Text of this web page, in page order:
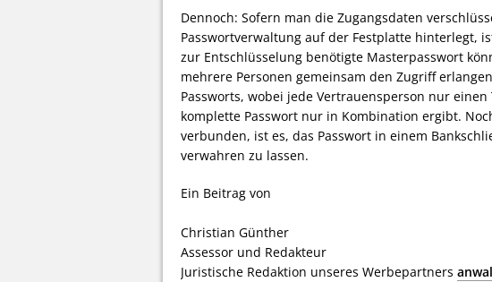
Dennoch: Sofern man die Zugangsdaten
Passwortverwaltung auf der Festplatte hinterlegt,
zur Entschlüsselung benötigte Masterpasswort
mehrere Personen gemeinsam den Zugriff
Passworts, wobei jede Vertrauensperson nur
komplette Passwort nur in Kombination ergibt.
verbunden, ist es, das Passwort in einem
verwahren zu lassen.
Ein Beitrag von
Christian Günther
Assessor und Redakteur
Juristische Redaktion unseres Werbepartners